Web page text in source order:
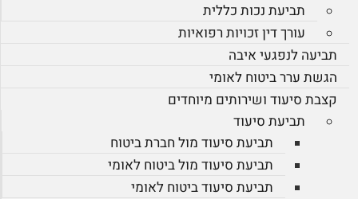
תביעת נכות כללית
עורך דין זכויות רפואיות
תביעה לנפגעי איבה
הגשת ערר ביטוח לאומי
קצבת סיעוד ושירותים מיוחדים
תביעת סיעוד
תביעת סיעוד מול חברת ביטוח
תביעת סיעוד מול ביטוח לאומי
תביעת סיעוד ביטוח לאומי